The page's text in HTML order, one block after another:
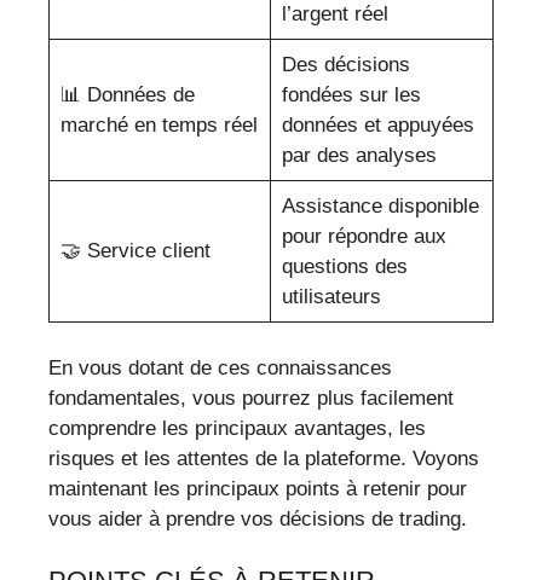
l’argent réel
📊 Données de
marché en temps réel
Des décisions
fondées sur les
données et appuyées
par des analyses
🤝 Service client
Assistance disponible
pour répondre aux
questions des
utilisateurs
En vous dotant de ces connaissances
fondamentales, vous pourrez plus facilement
comprendre les principaux avantages, les
risques et les attentes de la plateforme. Voyons
maintenant les principaux points à retenir pour
vous aider à prendre vos décisions de trading.